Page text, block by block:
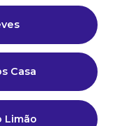
Casa
Limão